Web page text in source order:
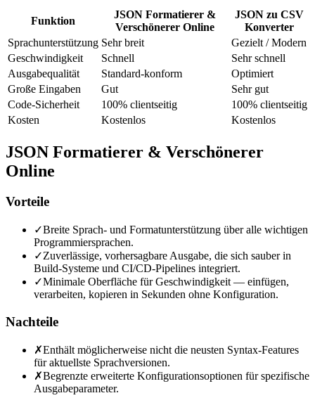
Funktion
JSON Formatierer &
Verschönerer Online
JSON zu CSV
Konverter
Sprachunterstützung Sehr breit
Gezielt / Modern
Geschwindigkeit
Schnell
Sehr schnell
Ausgabequalität
Standard-konform
Optimiert
Große Eingaben
Gut
Sehr gut
Code-Sicherheit
100% clientseitig
100% clientseitig
Kosten
Kostenlos Kostenlos
JSON Formatierer & Verschönerer
Online
Vorteile
✓Breite Sprach- und Formatunterstützung über alle wichtigen
Programmiersprachen.
✓Zuverlässige, vorhersagbare Ausgabe, die sich sauber in
Build-Systeme und CI/CD-Pipelines integriert.
✓Minimale Oberfläche für Geschwindigkeit — einfügen,
verarbeiten, kopieren in Sekunden ohne Konfiguration.
Nachteile
✗Enthält möglicherweise nicht die neusten Syntax-Features
für aktuellste Sprachversionen.
✗Begrenzte erweiterte Konfigurationsoptionen für spezifische
Ausgabeparameter.